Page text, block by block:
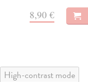
8,90 €
High-contrast mode